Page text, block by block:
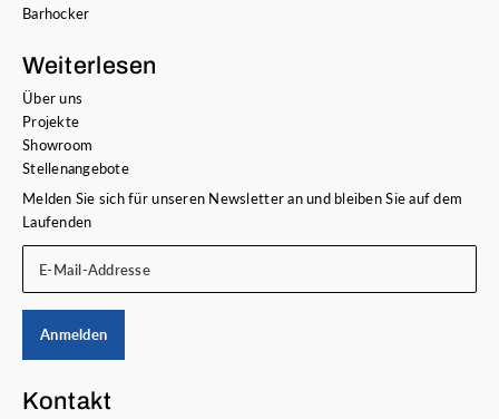
Barhocker
Weiterlesen
Über uns
Projekte
Showroom
Stellenangebote
Melden Sie sich für unseren Newsletter an und bleiben Sie auf dem
Laufenden
E-Mail-Addresse
Anmelden
Kontakt